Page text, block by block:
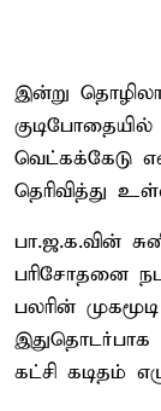
இன்று
வெட்கக்கேடு
தெரிவித்து
பா.ஜ.க.வின்
பரிசோதனை
பலரின்
இதுதொடர்பாக
கட்சி கடிதம்